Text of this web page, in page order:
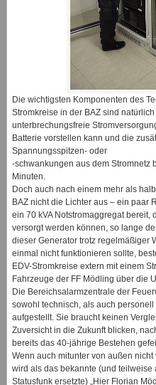
Die wichtigsten Komponenten des
Stromkreise in der BAZ sind
unterbrechungsfreie
Batterie vorstellen kann und die
Spannungsspitzen- oder
-schwankungen aus dem Stromnetz
Minuten.
Doch auch nach einem mehr als
BAZ nicht die Lichter aus – ein paar
ein 70 kVA Notstromaggregat bereit,
versorgt werden können, so lange
dieser Generator trotz regelmäßiger
einmal nicht funktionieren sollte,
EDV-Stromkreise extern mit einem
Fahrzeuge der FF Mödling über die
Die Bereichsalarmzentrale der
sowohl technisch, als auch
aufgestellt. Sie braucht keinen
Zuversicht in die Zukunft blicken,
bereits das 40-jährige Bestehen
Wenn auch mitunter von außen
wird als das bekannte (und
Statusfunk ersetzte) „Hier Florian